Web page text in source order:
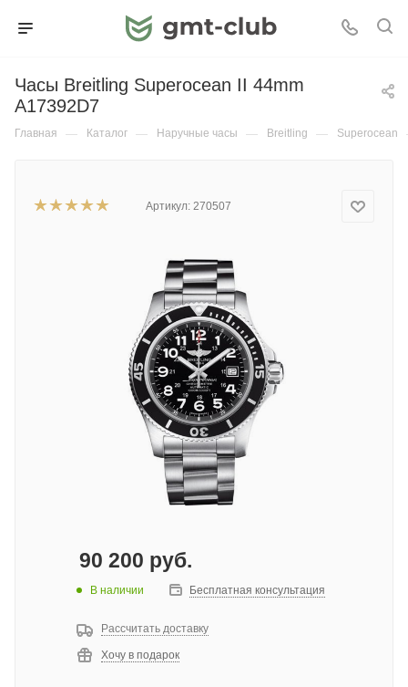
Часы Breitling Superocean II 44mm
A17392D7
Главная — Каталог — Наручные часы — Breitling — Superocean
Артикул: 270507
90 200 руб.
В наличии Бесплатная консультация
Рассчитать доставку
Хочу в подарок